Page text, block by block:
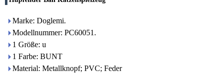
Marke: Doglemi.
Modellnummer: PC60051.
1 Größe: u
1 Farbe: BUNT
Material: Metallknopf; PVC; Feder